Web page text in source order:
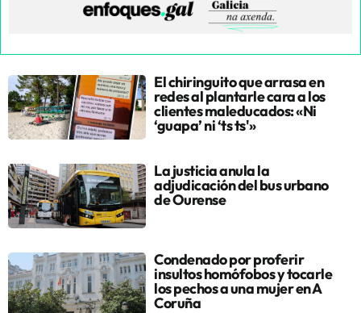
El chiringuito que arrasa en
redes al plantarle cara a los
clientes maleducados: «Ni
‘guapa’ ni ‘ts ts'»
La justicia anula la
adjudicación del bus urbano
de Ourense
Condenado por proferir
insultos homófobos y tocarle
los pechos a una mujer en A
Coruña